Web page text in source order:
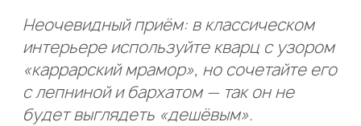
Неочевидный приём: в классическом
интерьере используйте кварц с узором
«каррарский мрамор», но сочетайте его
с лепниной и бархатом — так он не
будет выглядеть «дешёвым».